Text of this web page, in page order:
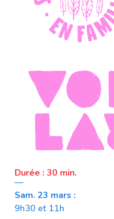
Durée : 30 min.
—
Sam. 23 mars :
9h30 et 11h